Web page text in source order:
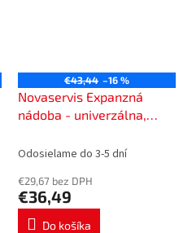
€43,44 –16 %
Novaservis Expanzná
nádoba - univerzálna,
Odosielame do 3-5 dní
€29,67 bez DPH
€36,49
Do košíka